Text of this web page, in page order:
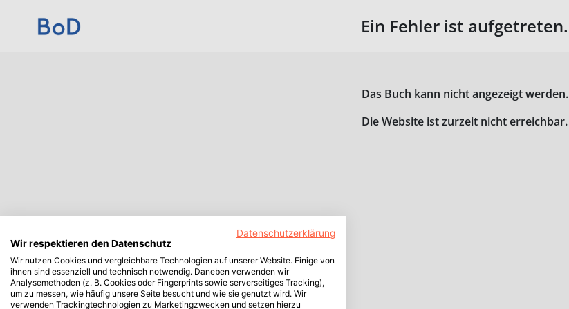
Ein Fehler ist aufgetreten.
Das Buch kann nicht angezeigt werden.
Die Website ist zurzeit nicht erreichbar.
Datenschutzerklärung
Wir respektieren den Datenschutz
Wir nutzen Cookies und vergleichbare Technologien auf unserer Website. Einige von
ihnen sind essenziell und technisch notwendig. Daneben verwenden wir
Analysemethoden (z. B. Cookies oder Fingerprints sowie serverseitiges Tracking),
um zu messen, wie häufig unsere Seite besucht und wie sie genutzt wird. Wir
verwenden Trackingtechnologien zu Marketingzwecken und setzen hierzu